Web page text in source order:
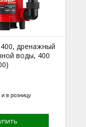
дренажный
воды, 400
в розницу